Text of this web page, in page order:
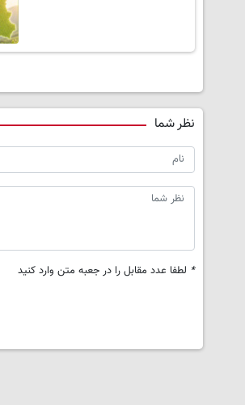
نظر شما
* لطفا عدد مقابل را در جعبه متن وارد کنید